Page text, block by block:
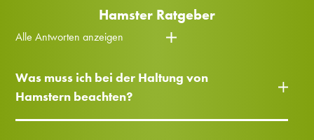
Hamster Ratgeber
Alle Antworten anzeigen
Was muss ich bei der Haltung von
Hamstern beachten?